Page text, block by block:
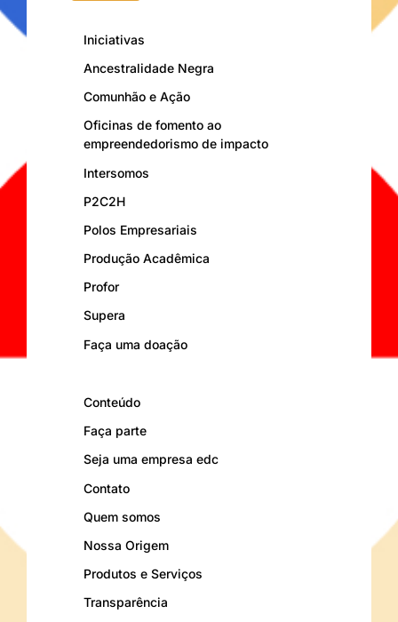
Iniciativas
Ancestralidade Negra
Comunhão e Ação
Oficinas de fomento ao
empreendedorismo de impacto
Intersomos
P2C2H
Polos Empresariais
Produção Acadêmica
Profor
Supera
Faça uma doação
Conteúdo
Faça parte
Seja uma empresa edc
Contato
Quem somos
Nossa Origem
Produtos e Serviços
Transparência